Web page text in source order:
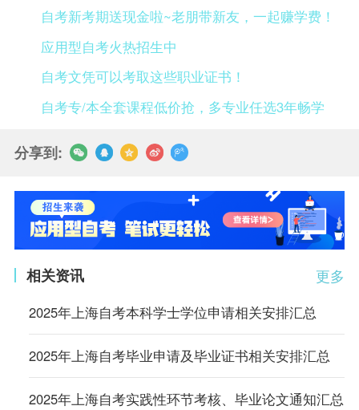
自考新考期送现金啦~老朋带新友，一起赚学费！
应用型自考火热招生中
自考文凭可以考取这些职业证书！
自考专/本全套课程低价抢，多专业任选3年畅学
分享到:
更多
相关资讯
2025年上海自考本科学士学位申请相关安排汇总
2025年上海自考毕业申请及毕业证书相关安排汇总
2025年上海自考实践性环节考核、毕业论文通知汇总